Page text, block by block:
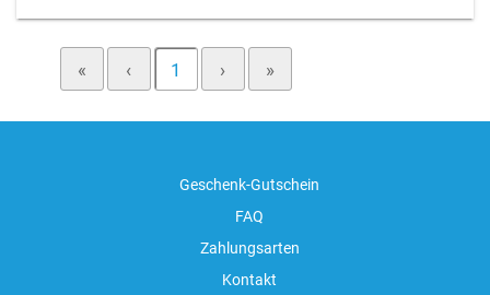
« ‹ 1 › »
Geschenk-Gutschein
FAQ
Zahlungsarten
Kontakt